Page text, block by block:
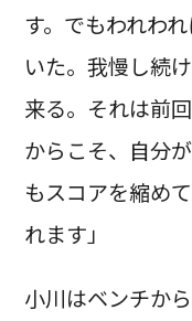
す。でもわれわ
いた。我慢し続
来る。それは前
からこそ、自分
もスコアを縮め
れます」
小川はベンチか